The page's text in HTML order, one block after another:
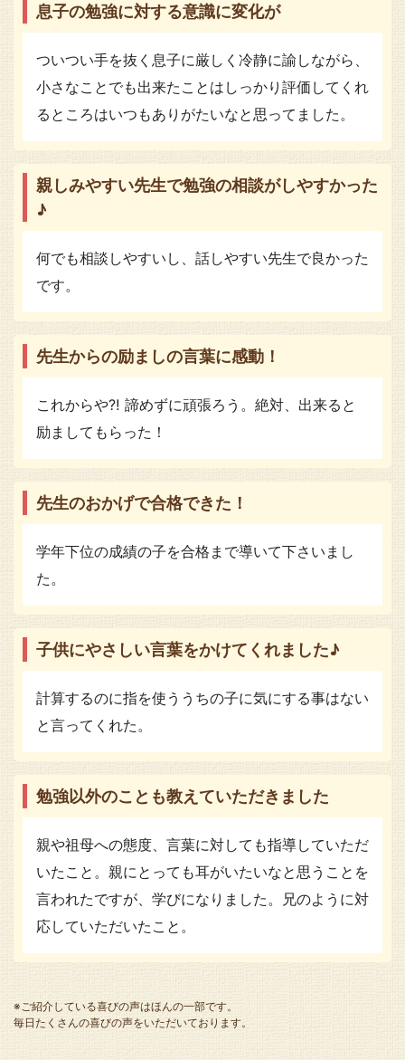
息子の勉強に対する意識に変化が
ついつい手を抜く息子に厳しく冷静に諭しながら、
小さなことでも出来たことはしっかり評価してくれ
るところはいつもありがたいなと思ってました。
親しみやすい先生で勉強の相談がしやすかった
♪
何でも相談しやすいし、話しやすい先生で良かった
です。
先生からの励ましの言葉に感動！
これからや⁈ 諦めずに頑張ろう。絶対、出来ると
励ましてもらった！
先生のおかげで合格できた！
学年下位の成績の子を合格まで導いて下さいまし
た。
子供にやさしい言葉をかけてくれました♪
計算するのに指を使ううちの子に気にする事はない
と言ってくれた。
勉強以外のことも教えていただきました
親や祖母への態度、言葉に対しても指導していただ
いたこと。親にとっても耳がいたいなと思うことを
言われたですが、学びになりました。兄のように対
応していただいたこと。
※ご紹介している喜びの声はほんの一部です。
毎日たくさんの喜びの声をいただいております。